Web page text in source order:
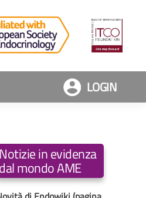
LOGIN
Notizie in evidenza
dal mondo AME